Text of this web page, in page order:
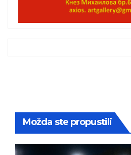
Možda ste propustili